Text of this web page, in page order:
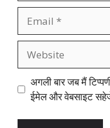
अगली बार जब मैं
ईमेल और वेबसाइट